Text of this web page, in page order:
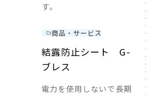
す。
商品・サービス
結露防止シート G-
ブレス
電力を使用しないで長期